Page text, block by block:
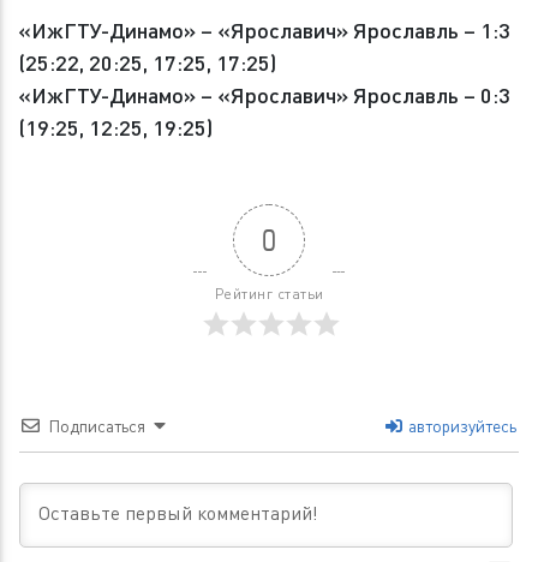
«ИжГТУ-Динамо» – «Ярославич» Ярославль – 1:3
(25:22, 20:25, 17:25, 17:25)
«ИжГТУ-Динамо» – «Ярославич» Ярославль – 0:3
(19:25, 12:25, 19:25)
0
Рейтинг статьи
Подписаться авторизуйтесь